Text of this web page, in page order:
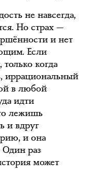
не навсегда,
Но страх —
и нет
Если
когда
иррациональный
в любой
идти
лежишь
и вдруг
и она
Один раз
может